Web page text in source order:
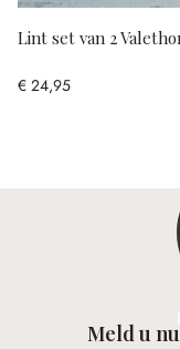
Lint set van 2
€ 24,95
Meld u